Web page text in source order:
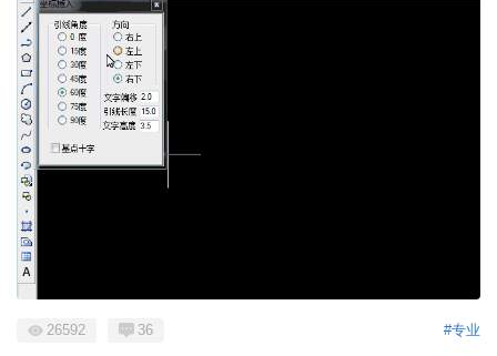
#专业
26592 36